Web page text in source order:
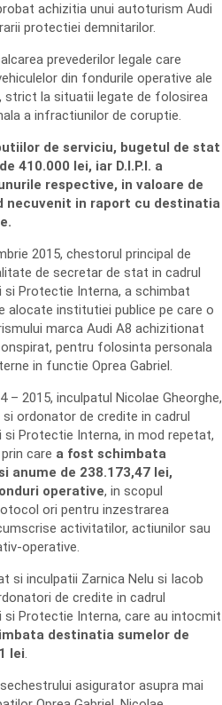
achizitia unui autoturism Audi
protectiei demnitarilor.
prevederilor legale care
din fondurile operative ale
strict la situatii legate de folosirea
a infractiunilor de coruptie.
de serviciu, bugetul de stat
410.000 lei, iar D.I.P.I. a
respective, in valoare de
necuvenit in raport cu destinatia
2015, chestorul principal de
de secretar de stat in cadrul
Protectie Interna, a schimbat
alocate institutiei publice pe care o
marca Audi A8 achizitionat
pentru folosinta personala
in functie Oprea Gabriel.
– 2015, inculpatul Nicolae Gheorghe,
ordonator de credite in cadrul
Protectie Interna, in mod repetat,
care a fost schimbata
i anume de 238.173,47 lei,
operative, in scopul
ori pentru inzestrarea
activitatilor, actiunilor sau
operative.
si inculpatii Zarnica Nelu si Iacob
de credite in cadrul
Protectie Interna, care au intocmit
destinatia sumelor de
lei.
asigurator asupra mai